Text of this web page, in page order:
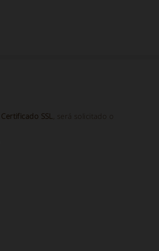
Certificado SSL, será solicitado o